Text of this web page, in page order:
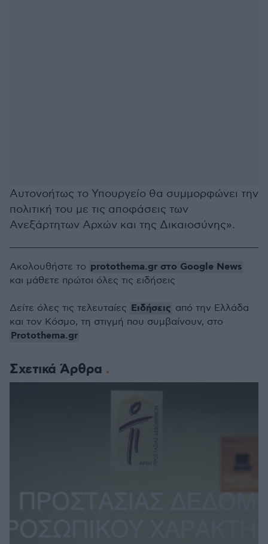
Αυτονοήτως το Υπουργείο θα συμμορφώνει την
πολιτική του με τις αποφάσεις των
Ανεξάρτητων Αρχών και της Δικαιοσύνης».
Σχετικά Άρθρα
Ακολουθήστε το protothema.gr στο Google News
και μάθετε πρώτοι όλες τις ειδήσεις
Δείτε όλες τις τελευταίες Ειδήσεις από την Ελλάδα
και τον Κόσμο, τη στιγμή που συμβαίνουν, στο
Protothema.gr